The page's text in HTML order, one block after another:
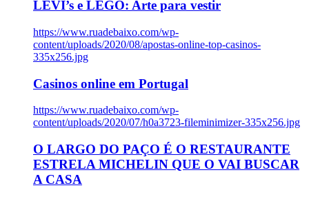
LEVI’s e LEGO: Arte para vestir
https://www.ruadebaixo.com/wp-
content/uploads/2020/08/apostas-online-top-casinos-
335x256.jpg
Casinos online em Portugal
https://www.ruadebaixo.com/wp-
content/uploads/2020/07/h0a3723-fileminimizer-335x256.jpg
O LARGO DO PAÇO É O RESTAURANTE
ESTRELA MICHELIN QUE O VAI BUSCAR
A CASA